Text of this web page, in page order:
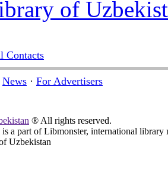
of
Contacts
News · For Advertisers
® All rights reserved.
a part of Libmonster, international library
Uzbekistan